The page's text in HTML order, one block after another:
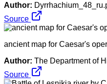
Author:
Source
ancient map for Caesar's
Author: The Department of
Source